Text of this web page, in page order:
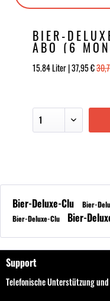
BIER-
ABO (6
15.84 Liter | 37,95 €
Bier-Deluxe-Clu Bier-
Bier-Deluxe-Clu Bier-
Support
Telefonische Unterstützung